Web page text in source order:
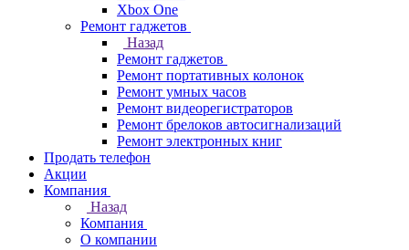
Xbox One
Ремонт гаджетов
Назад
Ремонт гаджетов
Ремонт портативных колонок
Ремонт умных часов
Ремонт видеорегистраторов
Ремонт брелоков автосигнализаций
Ремонт электронных книг
Продать телефон
Акции
Компания
Назад
Компания
О компании